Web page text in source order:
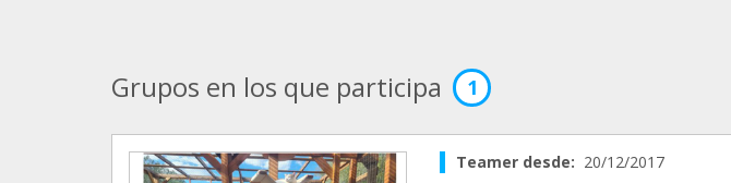
Grupos en los que participa 1
Teamer desde: 20/12/2017